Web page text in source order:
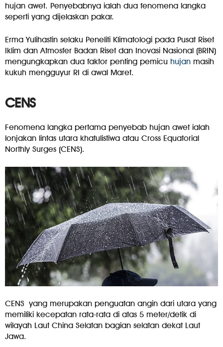
hujan awet. Penyebabnya ialah dua fenomena langka
seperti yang dijelaskan pakar.
Erma Yulihastin selaku Peneliti Klimatologi pada Pusat Riset
Iklim dan Atmosfer Badan Riset dan Inovasi Nasional (BRIN)
mengungkapkan dua faktor penting pemicu hujan masih
kukuh mengguyur RI di awal Maret.
CENS
Fenomena langka pertama penyebab hujan awet ialah
lonjakan lintas utara khatulistiwa atau Cross Equatorial
Northly Surges (CENS).
CENS yang merupakan penguatan angin dari utara yang
memiliki kecepatan rata-rata di atas 5 meter/detik di
wilayah Laut China Selatan bagian selatan dekat Laut
Jawa.